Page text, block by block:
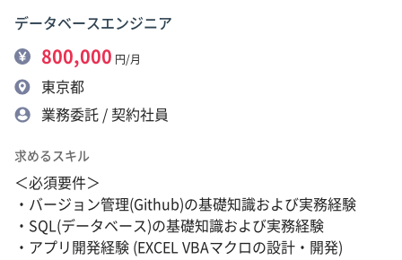
データベースエンジニア
800,000 円/月
東京都
業務委託 / 契約社員
求めるスキル
＜必須要件＞
・バージョン管理(Github)の基礎知識および実務経験
・SQL(データベース)の基礎知識および実務経験
・アプリ開発経験 (EXCEL VBAマクロの設計・開発)